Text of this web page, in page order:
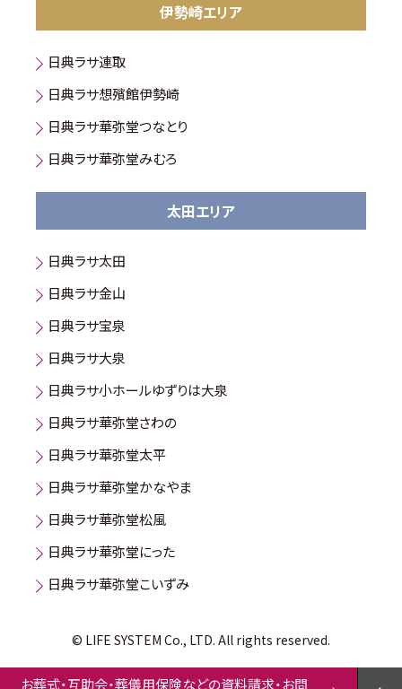
伊勢崎エリア
日典ラサ連取
日典ラサ想殯館伊勢崎
日典ラサ華弥堂つなとり
日典ラサ華弥堂みむろ
太田エリア
日典ラサ太田
日典ラサ金山
日典ラサ宝泉
日典ラサ大泉
日典ラサ小ホールゆずりは大泉
日典ラサ華弥堂さわの
日典ラサ華弥堂太平
日典ラサ華弥堂かなやま
日典ラサ華弥堂松風
日典ラサ華弥堂にった
日典ラサ華弥堂こいずみ
© LIFE SYSTEM Co., LTD. All rights reserved.
お葬式・互助会・葬儀用保険などの資料請求・お問